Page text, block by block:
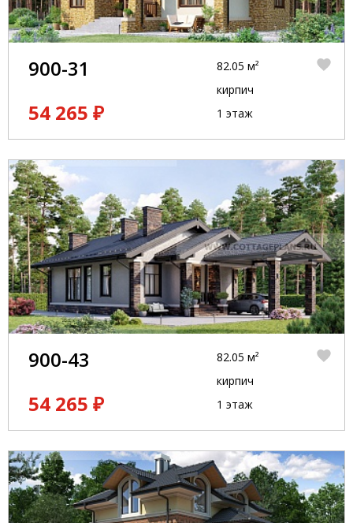
900-31
54 265 ₽
82.05 м²
кирпич
1 этаж
900-43
54 265 ₽
82.05 м²
кирпич
1 этаж